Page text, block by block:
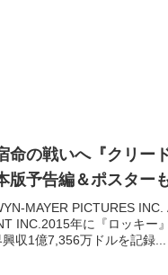
命の戦いへ『クリ
版予告編＆ポスター
MAYER PICTURES INC.
INC.2015年に『ロッキー
収1億7,356万ドルを記録...